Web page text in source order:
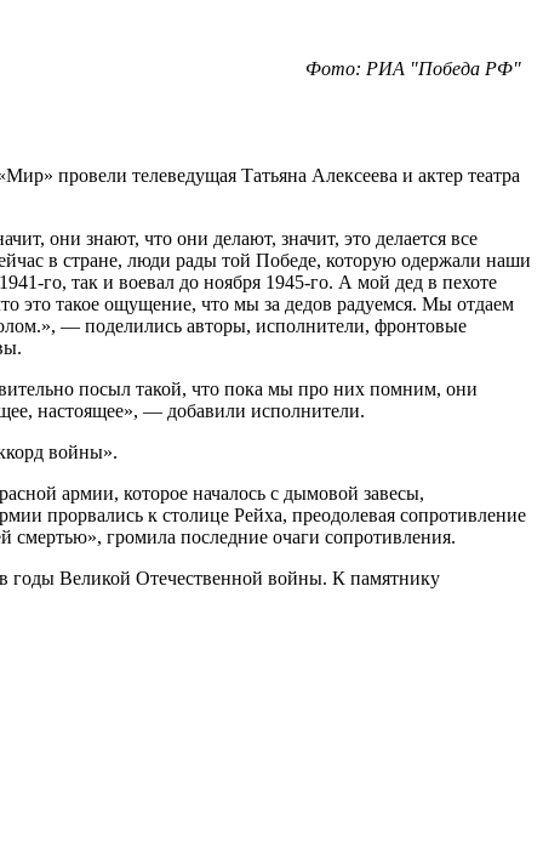
Фото: РИА "Победа РФ"
провели телеведущая Татьяна Алексеева и актер театра
они знают, что они делают, значит, это делается все
в стране, люди рады той Победе, которую одержали наши
го, так и воевал до ноября 1945-го. А мой дед в пехоте
это такое ощущение, что мы за дедов радуемся. Мы отдаем
— поделились авторы, исполнители, фронтовые
посыл такой, что пока мы про них помним, они
настоящее», — добавили исполнители.
войны».
армии, которое началось с дымовой завесы,
прорвались к столице Рейха, преодолевая сопротивление
громила последние очаги сопротивления.
годы Великой Отечественной войны. К памятнику